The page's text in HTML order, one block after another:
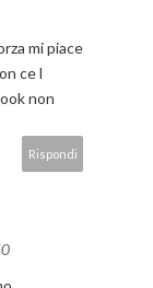
mi piace
ce l
non
Rispondi